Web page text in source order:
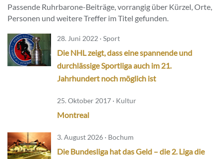
Passende Ruhrbarone-Beiträge, vorrangig über Kürzel, Orte,
Personen und weitere Treffer im Titel gefunden.
28. Juni 2022 · Sport
Die NHL zeigt, dass eine spannende und
durchlässige Sportliga auch im 21.
Jahrhundert noch möglich ist
25. Oktober 2017 · Kultur
Montreal
3. August 2026 · Bochum
Die Bundesliga hat das Geld – die 2. Liga die